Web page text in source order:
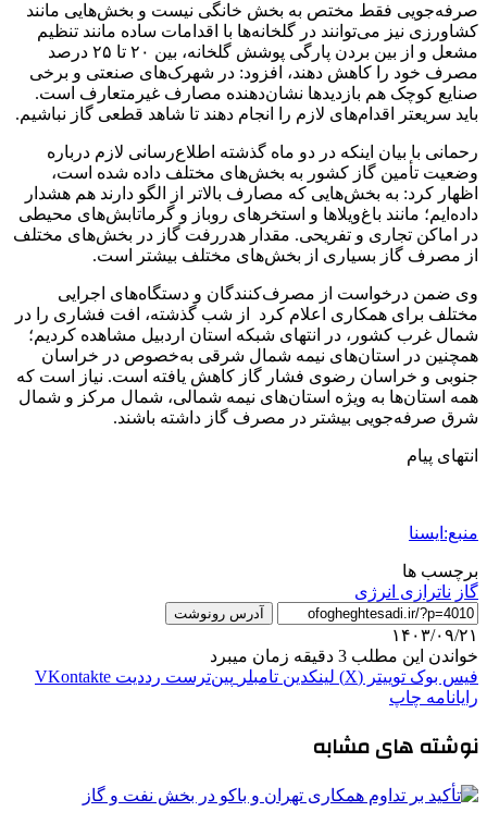
صرفه‌جویی فقط مختص به بخش خانگی نیست و بخش‌هایی مانند
کشاورزی نیز می‌توانند در گلخانه‌ها با اقدامات ساده مانند تنظیم
مشعل و از بین بردن پارگی پوشش گلخانه، بین ۲۰ تا ۲۵ درصد
مصرف خود را کاهش دهند، افزود: در شهرک‌های صنعتی و برخی
صنایع کوچک ­هم بازدیدها نشان‌دهنده مصارف غیرمتعارف است.
باید سریعتر اقدام‌های لازم را انجام دهند تا شاهد قطعی گاز نباشیم.
رحمانی با بیان اینکه در دو ماه گذشته اطلاع‌رسانی لازم درباره
وضعیت تأمین گاز کشور به بخش‌های مختلف داده‌ شده است،
اظهار کرد: به بخش‌هایی که مصارف بالاتر از الگو دارند هم هشدار
داده‌ایم؛ مانند باغ‌ویلاها و استخرهای روباز و گرماتابش‌های محیطی
در اماکن تجاری و تفریحی. مقدار هدررفت گاز در بخش‌های مختلف
از مصرف گاز بسیاری از بخش‌های مختلف بیشتر است.
وی ضمن درخواست از مصرف‌کنندگان و دستگاه‌های اجرایی
مختلف برای همکاری اعلام کرد از شب گذشته، افت فشاری را در
شمال غرب کشور، در انتهای شبکه استان اردبیل مشاهده کردیم؛
همچنین در استان‌های نیمه شمال شرقی به‌خصوص در خراسان
جنوبی و خراسان رضوی فشار گاز کاهش یافته است. نیاز است که
همه استان‌ها به ویژه استان‌های نیمه شمالی، شمال مرکز و شمال
شرق صرفه‌جویی بیشتر در مصرف گاز داشته باشند.
انتهای پیام
منبع:ایسنا
برچسب ها
گاز ناترازی انرژی
آدرس رونوشت
۱۴۰۳/۰۹/۲۱
خواندن این مطلب 3 دقیقه زمان میبرد
فیس بوک توییتر (X) لینکدین ‫تامبلر ‫پین‌ترست ‫رددیت ‫VKontakte
رایانامه چاپ
نوشته های مشابه